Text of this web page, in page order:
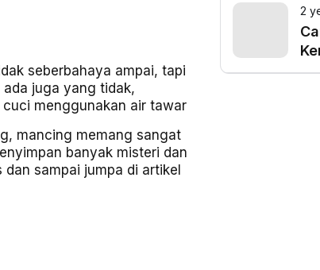
seberbahaya ampai, tapi
juga yang tidak,
menggunakan air tawar
mancing memang sangat
banyak misteri dan
sampai jumpa di artikel
2